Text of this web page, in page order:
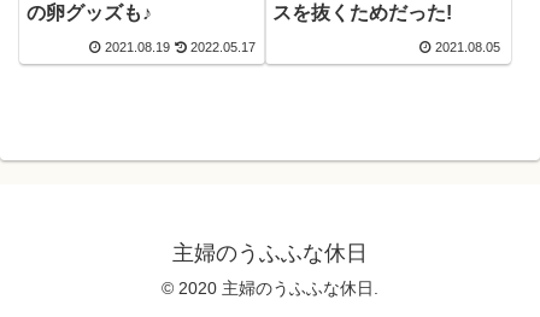
の卵グッズも♪
2021.08.19 2022.05.17
スを抜くためだった!
2021.08.05
主婦のうふふな休日
© 2020 主婦のうふふな休日.